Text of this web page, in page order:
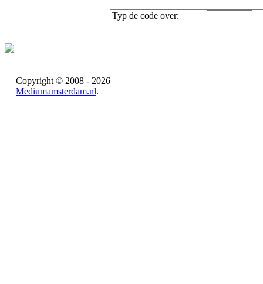
Typ de code over:
Copyright © 2008 - 2026
Mediumamsterdam.nl.